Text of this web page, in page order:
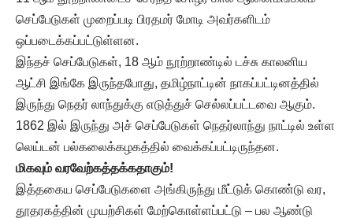
செப்பேடுகள் முறைப்படி பிரதமர் மோடி அவர்களிடம்
ஒப்படைக்கப்பட்டுள்ளன.
இந்தச் செப்பேடுகள், 18 ஆம் நூற்றாண்டில் டச்சு காலனிய
ஆட்சி இங்கே இருந்தபோது, தமிழ்நாட்டின் நாகப்பட்டினத்தில்
இருந்து நெதர் லாந்துக்கு எடுத்துச் செல்லப்பட்டவை ஆகும்.
1862 இல் இருந்து அச் செப்பேடுகள் நெதர்லாந்து நாட்டில் உள்ள
லெய்டன் பல்கலைக்கழகத்தில் வைக்கப்பட்டிருந்தன.
மிகவும் வரவேற்கத்தக்கதாகும்!
இத்தகைய செப்பேடுகளை அங்கிருந்து மீட்டுக் கொண்டு வர,
தூதரகத்தின் முயற்சிகள் மேற்கொள்ளப்பட்டு – பல ஆண்டு